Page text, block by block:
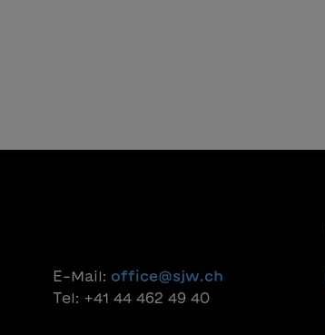
E-Mail: office@sjw.ch
Tel: +41 44 462 49 40